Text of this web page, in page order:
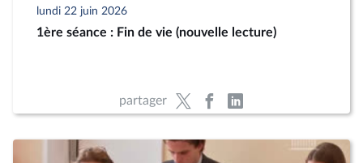
lundi 22 juin 2026
1ère séance : Fin de vie (nouvelle lecture)
partager